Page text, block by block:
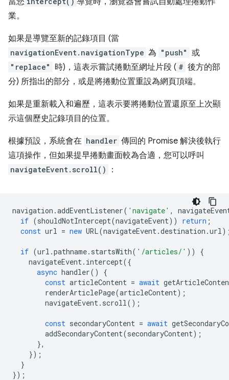
業。
如果是導覽至新的記錄項目 (當
navigationEvent.navigationType 為 "push" 或
"replace" 時)，這表示嘗試捲動至網址片段 ( # 後方的部
分) 所指出的部分，或是將捲動位置重設為網頁頂端。
如果是重新載入和遍歷，這表示要將捲動位置還原至上次顯
示這個歷史記錄項目的位置。
根據預設，系統會在 handler 傳回的 Promise 解決後執行
這項操作，但如果提早捲動畫面較為合適，您可以呼叫
navigateEvent.scroll() ：
navigation .addEventListener( 'navigate' ,
if (shouldNotIntercept(navigateEvent)) return ;
const url = new URL(navigateEvent.destination .url
if (url .pathname. startsWith( '/articles/' ))
{
navigateEvent. intercept({
async handler()
{
const articleContent = await
renderArticlePage(articleContent);
navigateEvent. scroll();
const secondaryContent = await
addSecondaryContent(secondaryContent);
},
});
}
});